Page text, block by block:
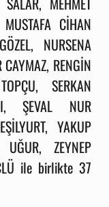
MUSTAFA CİHAN
NURSENA
CAYMAZ, RENGİN
SERKAN
ŞEVAL NUR
YAKUP
UĞUR, ZEYNEP
ile birlikte 37